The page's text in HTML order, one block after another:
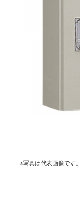
※写真は代表画像です